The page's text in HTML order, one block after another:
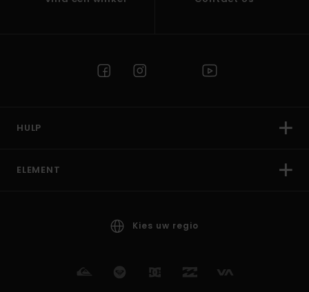
HULP
ELEMENT
Kies uw regio